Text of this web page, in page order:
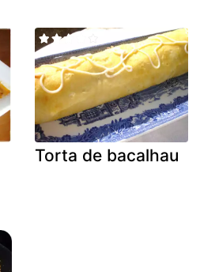
Torta de bacalhau